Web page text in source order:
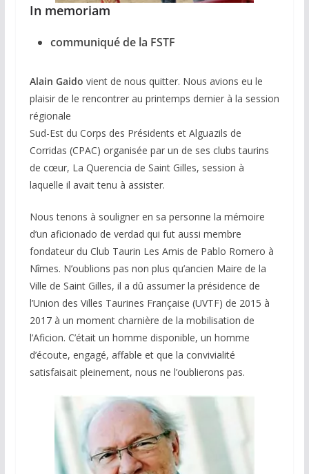
In memoriam
communiqué de la FSTF
Alain Gaido vient de nous quitter. Nous avions eu le
plaisir de le rencontrer au printemps dernier à la session
régionale
Sud-Est du Corps des Présidents et Alguazils de
Corridas (CPAC) organisée par un de ses clubs taurins
de cœur, La Querencia de Saint Gilles, session à
laquelle il avait tenu à assister.
Nous tenons à souligner en sa personne la mémoire
d’un aficionado de verdad qui fut aussi membre
fondateur du Club Taurin Les Amis de Pablo Romero à
Nîmes. N’oublions pas non plus qu’ancien Maire de la
Ville de Saint Gilles, il a dû assumer la présidence de
l’Union des Villes Taurines Française (UVTF) de 2015 à
2017 à un moment charnière de la mobilisation de
l’Aficion. C’était un homme disponible, un homme
d’écoute, engagé, affable et que la convivialité
satisfaisait pleinement, nous ne l’oublierons pas.